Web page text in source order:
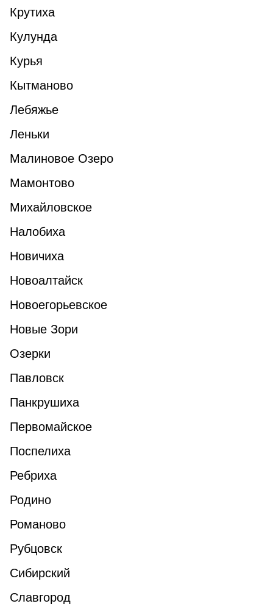
Крутиха
Кулунда
Курья
Кытманово
Лебяжье
Леньки
Малиновое Озеро
Мамонтово
Михайловское
Налобиха
Новичиха
Новоалтайск
Новоегорьевское
Новые Зори
Озерки
Павловск
Панкрушиха
Первомайское
Поспелиха
Ребриха
Родино
Романово
Рубцовск
Сибирский
Славгород